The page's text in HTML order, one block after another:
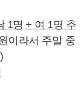
1명 + 여 1명 추
이라서 주말 중